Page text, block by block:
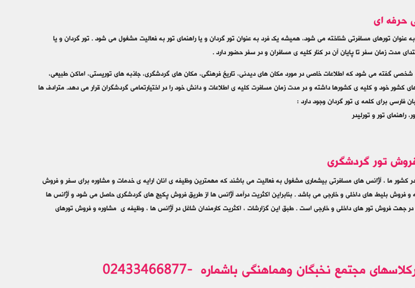
حرفه ای
عنوان تورهای مسافرتی شناخته می شود، همیشه یک فرد به عنوان تور گردان و یا راهنمای تور به فعالیت مشغول می شود . تور گردان و یا
مدت زمان سفر تا پایان آن در کنار کلیه ی مسافران و در سفر حضور دارد .
شخصی گفته می شود که اطلاعات خاصی در مورد مکان های دیدنی، تاریخ فرهنگی، مکان های گردشگری، جاذبه های توریستی، اماکن طبیعی،
کشور خود و کلیه ی کشورها داشته و در مدت زمان مسافرت کلیه ی اطلاعات و دانش خود را در اختیارتمامی گردشگران قرار می دهد. مترادف ها
فارسی برای کلمه ی تور گردان وجود دارد :
راهنمای تور و تورلیدر
تور گردشگری
کشور ما ، آژانس های مسافرتی بیشماری مشغول به فعالیت می باشند که مهمترین وظیفه ی انان ارایه ی خدمات و مشاوره برای سفر و فروش
و فروش بلیط های داخلی و خارجی می باشد . بنابراین اکثریت درآمد آژانس ها از طریق فروش پکیج های گردشگری حاصل می شود و آژانس ها
در جهت فروش تور های داخلی و خارجی است . طبق این گزارشات ، اکثریت کارمندان شاغل در آژانس ها ، وظیفه ی مشاوره و فروش تورهای
جهت حضور درکلاسهای مجتمع نخبگان وهماهنگی باشماره -02433466877